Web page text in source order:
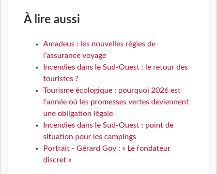
À lire aussi
Amadeus : les nouvelles règles de
l’assurance voyage
Incendies dans le Sud-Ouest : le retour des
touristes ?
Tourisme écologique : pourquoi 2026 est
l'année où les promesses vertes deviennent
une obligation légale
Incendies dans le Sud-Ouest : point de
situation pour les campings
Portrait - Gérard Goy : « Le fondateur
discret »